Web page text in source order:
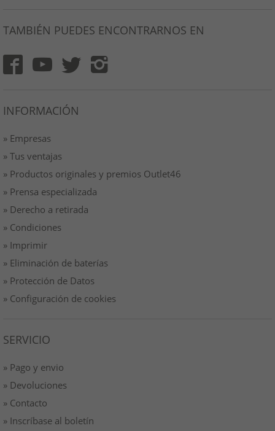
TAMBIÉN PUEDES ENCONTRARNOS EN
INFORMACIÓN
» Empresas
» Tus ventajas
» Productos originales y premios Outlet46
» Prensa especializada
» Derecho a retirada
» Condiciones
» Imprimir
» Eliminación de baterías
» Protección de Datos
» Configuración de cookies
SERVICIO
» Pago y envio
» Devoluciones
» Contacto
» Inscríbase al boletín